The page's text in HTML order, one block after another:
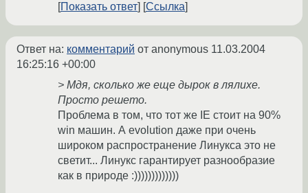
Показать ответ
Ссылка
Ответ на: комментарий от anonymous 11.03.2004
16:25:16 +00:00
> Мдя, сколько же еще дырок в лялихе.
Просто решето.
Проблема в том, что тот же IE стоит на 90%
win машин. А evolution даже при очень
широком распространение Линукса это не
светит... Линукс гарантирует разнообразие
как в природе :)))))))))))))